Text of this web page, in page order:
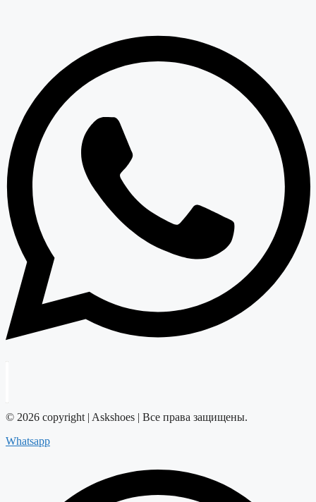
© 2026 copyright | Askshoes | Все права защищены.
Whatsapp